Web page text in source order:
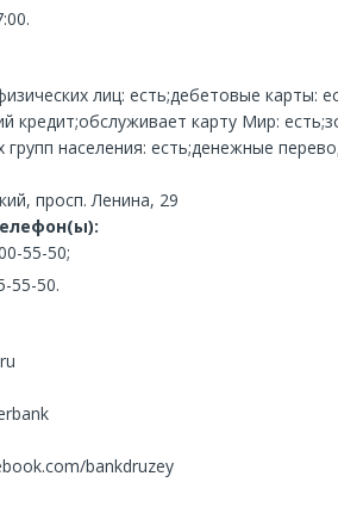
лиц: есть;дебетовые карты:
кредит;обслуживает карту Мир:
населения: есть;денежные
просп. Ленина, 29
55-50;
55-50.
bankdruzey